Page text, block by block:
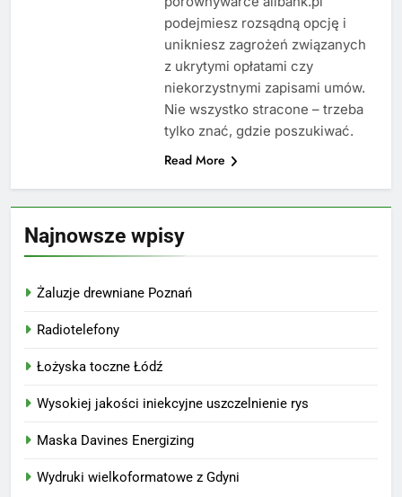
podejmiesz rozsądną opcję i
unikniesz zagrożeń związanych
z ukrytymi opłatami czy
niekorzystnymi zapisami umów.
Nie wszystko stracone – trzeba
tylko znać, gdzie poszukiwać.
Read More
Najnowsze wpisy
Żaluzje drewniane Poznań
Radiotelefony
Łożyska toczne Łódź
Wysokiej jakości iniekcyjne uszczelnienie rys
Maska Davines Energizing
Wydruki wielkoformatowe z Gdyni